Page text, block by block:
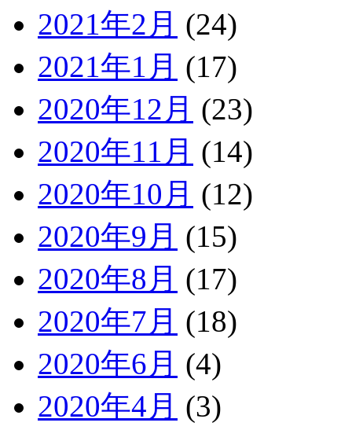
2021年2月 (24)
2021年1月 (17)
2020年12月 (23)
2020年11月 (14)
2020年10月 (12)
2020年9月 (15)
2020年8月 (17)
2020年7月 (18)
2020年6月 (4)
2020年4月 (3)